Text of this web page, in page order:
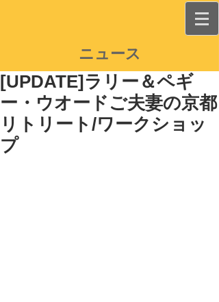
ニュース
[UPDATE]ラリー＆ペギ
ー・ウオードご夫妻の京都
リトリート/ワークショッ
プ